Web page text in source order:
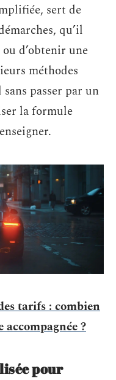
sert de
qu’il
ou d’obtenir une
méthodes
passer par un
la formule
tarifs : combien
?
pour